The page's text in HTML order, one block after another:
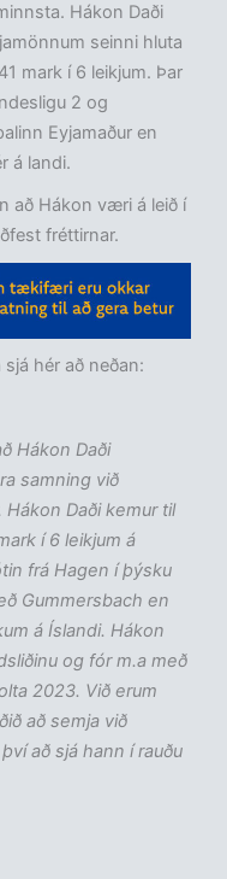
Hákon Daði
seinni hluta
mark í 6 leikjum. Þar
2 og
Eyjamaður en
á landi.
að Hákon væri á leið í
fréttirnar.
hér að neðan:
ð Hákon Daði
samning við
Hákon Daði kemur til
í 6 leikjum á
frá Hagen íþýsku
ð Gummersbach en
á Íslandi. Hákon
ðinu og fór m.a með
2023. Við erum
að semja við
að sjá hann í rauðu